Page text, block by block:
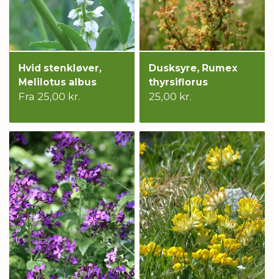
Hvid stenkløver,
Melilotus albus
Fra 25,00 kr.
Dusksyre, Rumex
thyrsiflorus
25,00 kr.